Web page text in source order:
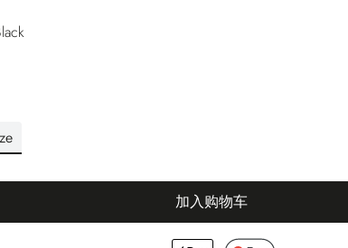
black
加入购物车